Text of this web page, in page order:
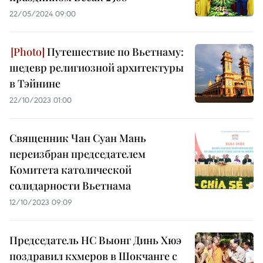
22/05/2024 09:00
Путешествие по Вьетнаму:
шедевр религиозной архитектуры
в Тэйнине
22/10/2023 01:00
Священник Чан Суан Мань
переизбран председателем
Комитета католической
солидарности Вьетнама
12/10/2023 09:09
Председатель НС Выонг Динь Хюэ
поздравил кхмеров в Шокчанге с